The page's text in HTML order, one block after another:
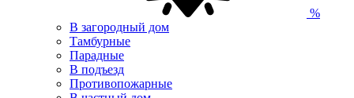
%
В загородный дом
Тамбурные
Парадные
В подъезд
Противопожарные